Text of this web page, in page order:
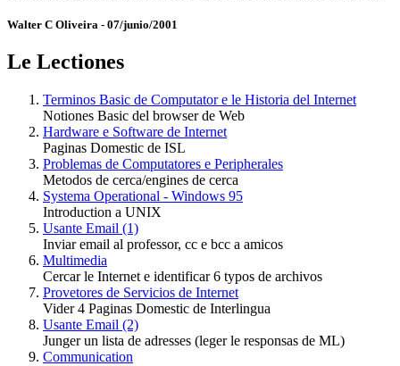
Walter C Oliveira - 07/junio/2001
Le Lectiones
Terminos Basic de Computator e le Historia del Internet
Notiones Basic del browser de Web
Hardware e Software de Internet
Paginas Domestic de ISL
Problemas de Computatores e Peripherales
Metodos de cerca/engines de cerca
Systema Operational - Windows 95
Introduction a UNIX
Usante Email (1)
Inviar email al professor, cc e bcc a amicos
Multimedia
Cercar le Internet e identificar 6 typos de archivos
Provetores de Servicios de Internet
Vider 4 Paginas Domestic de Interlingua
Usante Email (2)
Junger un lista de adresses (leger le responsas de ML)
Communication